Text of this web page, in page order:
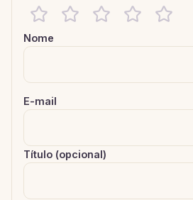
Nome
E-mail
Título (opcional)